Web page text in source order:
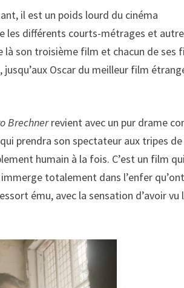
il est un poids lourd du cinéma
les différents courts-métrages et
là son troisième film et chacun de ses
Oscar du meilleur film
Brechnerrevient avec un pur drame
prendra son spectateur aux tripes de
humain à la fois. C’est un film
totalement dans l’enfer
ému, avec la sensation d’avoir vu